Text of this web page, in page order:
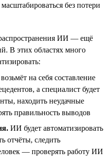
без потери
ИИ — ещё
В этих областях много
на себя составление
а специалист будет
находить неудачные
правильность выводов
ИИ будет автоматизировать
отчёты, следить
— проверять работу ИИ